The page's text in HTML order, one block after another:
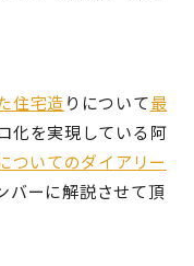
住宅造りについて最
化を実現している阿
ついてのダイアリー
バーに解説させて頂